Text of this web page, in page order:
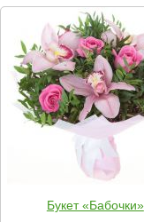
Букет «Бабочки»